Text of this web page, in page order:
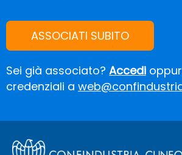
ASSOCIATI SUBITO
Sei già associato? Accedi
credenziali a